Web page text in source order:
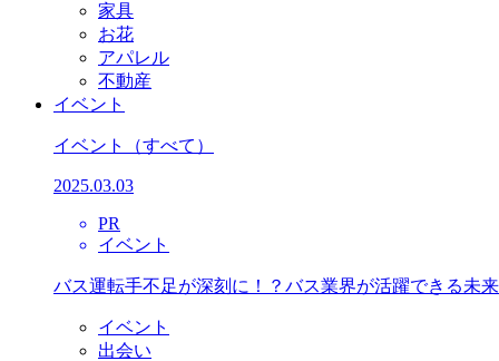
家具
お花
アパレル
不動産
イベント
イベント （すべて）
2025.03.03
PR
イベント
バス運転手不足が深刻に！？バス業界が活躍できる未
イベント
出会い